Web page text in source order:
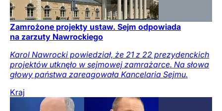
Zamrożone projekty ustaw. Sejm odpowiada
na zarzuty Nawrockiego
Karol Nawrocki powiedział, że 21 z 22 prezydenckich
projektów utknęło w sejmowej zamrażarce. Na słowa
głowy państwa zareagowała Kancelaria Sejmu.
Kraj